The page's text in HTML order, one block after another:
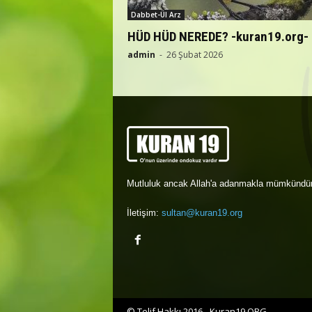
Dabbet-Ül Arz
HÜD HÜD NEREDE? -kuran19.org-
admin - 26 Şubat 2026
Mutluluk ancak Allah'a adanmakla
İletişim: sultan@kuran19.org